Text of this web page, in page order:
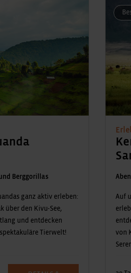
Berggorillas
ganz aktiv erleben:
über den Kivu-See,
und entdecken
Tierwelt!
Auf
von